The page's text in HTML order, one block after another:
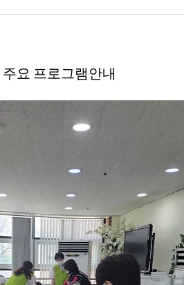
요 프로그램안내